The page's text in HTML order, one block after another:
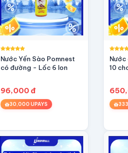
Nước Yến Sào Pomnest
có đường - Lốc 6 lon
96,000 đ
30,000 UPAYS
10